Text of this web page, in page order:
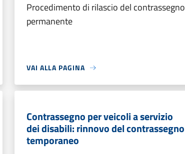
Procedimento di rilascio del contrassegno
permanente
VAI ALLA PAGINA
Contrassegno per veicoli a servizio
dei disabili: rinnovo del contrassegno
temporaneo